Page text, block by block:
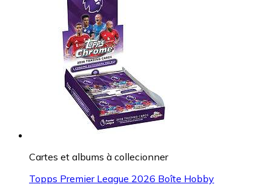
Cartes et albums à collecionner
Topps Premier League 2026 Boîte Hobby